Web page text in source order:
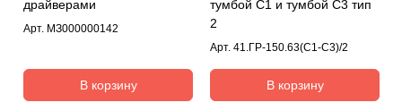
драйверами
Арт. МЗ000000142
В корзину
тумбой С1 и тумбой С3 тип
2
Арт. 41.ГР-150.63(С1-С3)/2
В корзину